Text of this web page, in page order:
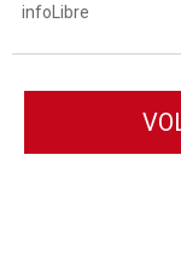
infoLibre